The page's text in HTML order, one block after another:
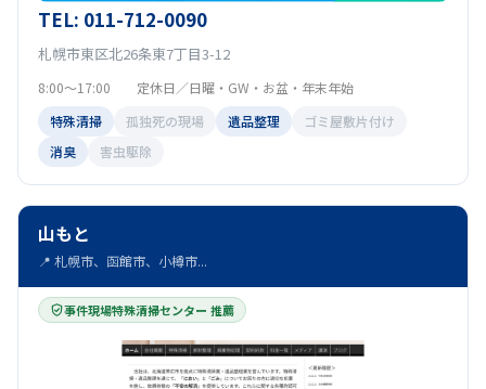
TEL: 011-712-0090
札幌市東区北26条東7丁目3-12
8:00～17:00 定休日／日曜・GW・お盆・年末年始
特殊清掃
孤独死の現場 遺品整理
ゴミ屋敷片付け
消臭
害虫駆除
山もと
📍 札幌市、函館市、小樽市...
事件現場特殊清掃センター 推薦